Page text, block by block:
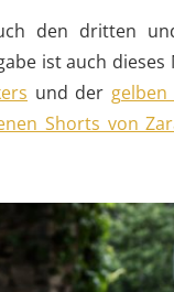
den dritten
ist auch
und der gelben
Shorts von